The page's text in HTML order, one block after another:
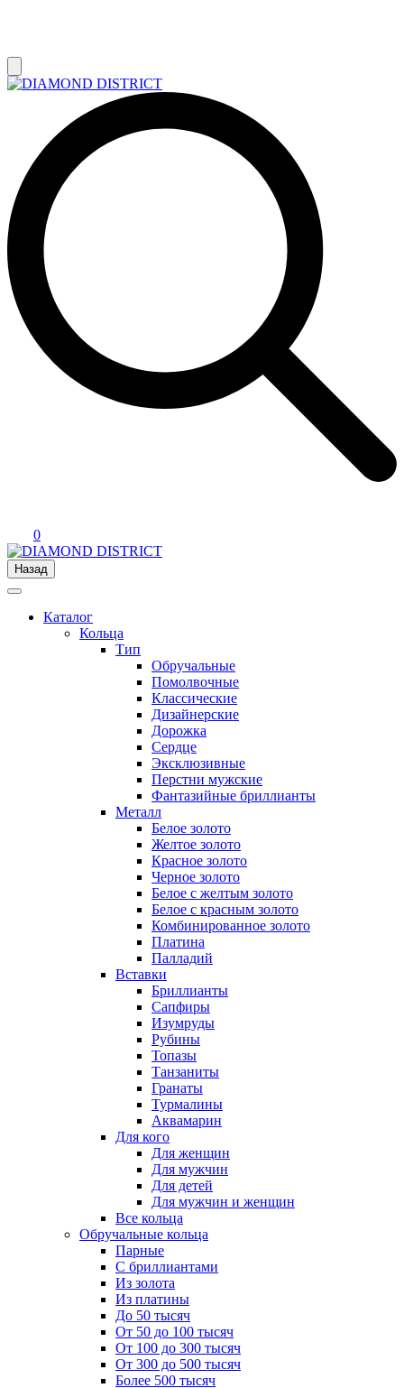
0
Назад
Каталог
Кольца
Тип
Обручальные
Помолвочные
Классические
Дизайнерские
Дорожка
Сердце
Эксклюзивные
Перстни мужские
Фантазийные бриллианты
Металл
Белое золото
Желтое золото
Красное золото
Черное золото
Белое с желтым золото
Белое с красным золото
Комбинированное золото
Платина
Палладий
Вставки
Бриллианты
Сапфиры
Изумруды
Рубины
Топазы
Танзаниты
Гранаты
Турмалины
Аквамарин
Для кого
Для женщин
Для мужчин
Для детей
Для мужчин и женщин
Все кольца
Обручальные кольца
Парные
С бриллиантами
Из золота
Из платины
До 50 тысяч
От 50 до 100 тысяч
От 100 до 300 тысяч
От 300 до 500 тысяч
Более 500 тысяч